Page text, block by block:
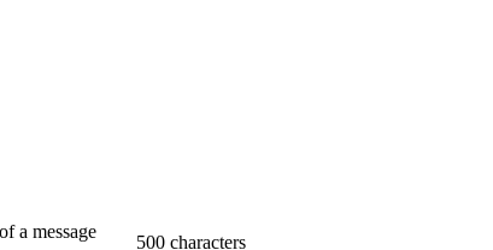
a message
500 characters